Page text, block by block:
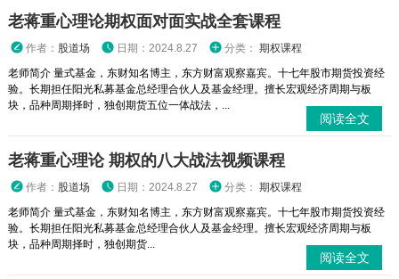
老蒋重心理论期权面对面实战全套课程
作者： 股道场 日期：2024.8.27 分类： 期权课程
老师简介 量式基金，东财知名博主，东方财富观察嘉宾。十七年股市期货投资经
验。长期担任阳光私募基金总经理合伙人及基金经理。擅长宏观经济周期与板
块，品种周期择时，独创期货五位一体战法，...
阅读全文
老蒋重心理论 期权的八大战法视频课程
作者： 股道场 日期：2024.8.27 分类： 期权课程
老师简介 量式基金，东财知名博主，东方财富观察嘉宾。十七年股市期货投资经
验。长期担任阳光私募基金总经理合伙人及基金经理。擅长宏观经济周期与板
块，品种周期择时，独创期货...
阅读全文